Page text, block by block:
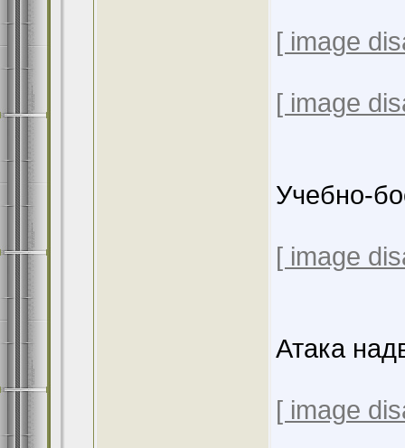
[ image
[ image
Учебно-
[ image
Атака
[ image